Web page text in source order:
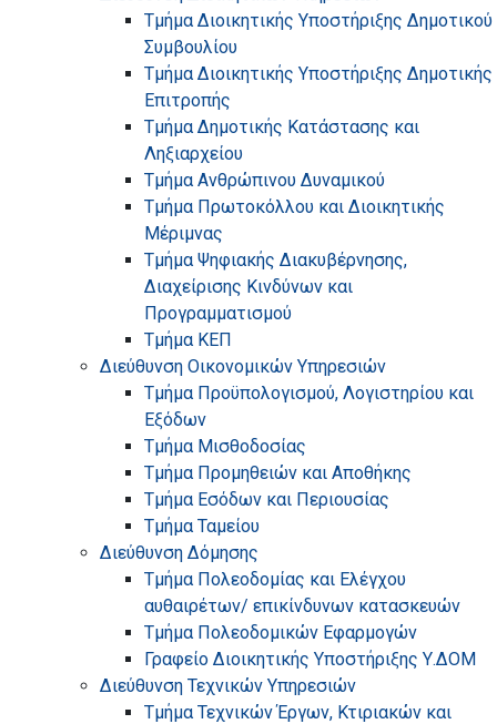
Τμήμα Διοικητικής Υποστήριξης Δημοτικού
Συμβουλίου
Τμήμα Διοικητικής Υποστήριξης Δημοτικής
Επιτροπής
Τμήμα Δημοτικής Κατάστασης και
Ληξιαρχείου
Τμήμα Ανθρώπινου Δυναμικού
Τμήμα Πρωτοκόλλου και Διοικητικής
Μέριμνας
Τμήμα Ψηφιακής Διακυβέρνησης,
Διαχείρισης Κινδύνων και
Προγραμματισμού
Τμήμα ΚΕΠ
Διεύθυνση Οικονομικών Υπηρεσιών
Τμήμα Προϋπολογισμού, Λογιστηρίου και
Εξόδων
Τμήμα Μισθοδοσίας
Τμήμα Προμηθειών και Αποθήκης
Τμήμα Εσόδων και Περιουσίας
Τμήμα Ταμείου
Διεύθυνση Δόμησης
Τμήμα Πολεοδομίας και Ελέγχου
αυθαιρέτων/ επικίνδυνων κατασκευών
Τμήμα Πολεοδομικών Εφαρμογών
Γραφείο Διοικητικής Υποστήριξης Υ.ΔΟΜ
Διεύθυνση Τεχνικών Υπηρεσιών
Τμήμα Τεχνικών Έργων, Κτιριακών και